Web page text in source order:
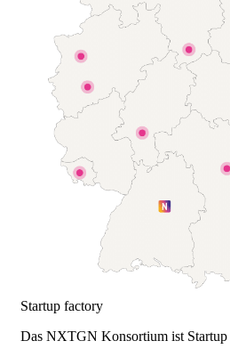
Startup factory
Das NXTGN Konsortium ist Startup